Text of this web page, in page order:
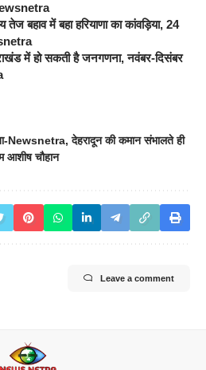
बहाव में बहा हरियाणा का कांवड़िया, 24
में हो सकती है जनगणना, नवंबर-दिसंबर
Newsnetra,देहरादून की कमान संभालते ही
आशीष चौहान
Leave a comment